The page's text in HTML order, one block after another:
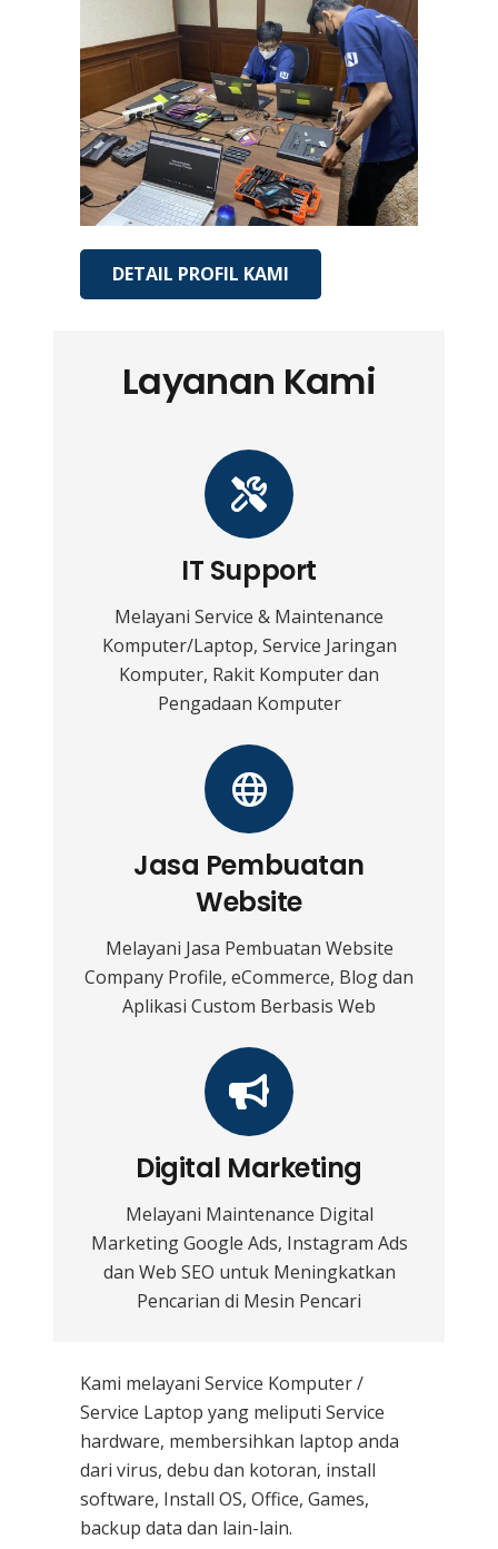
DETAIL PROFIL KAMI
Layanan Kami
IT Support
Melayani Service & Maintenance
Komputer/Laptop, Service Jaringan
Komputer, Rakit Komputer dan
Pengadaan Komputer
Jasa Pembuatan
Website
Melayani Jasa Pembuatan Website
Company Profile, eCommerce, Blog dan
Aplikasi Custom Berbasis Web
Digital Marketing
Melayani Maintenance Digital
Marketing Google Ads, Instagram Ads
dan Web SEO untuk Meningkatkan
Pencarian di Mesin Pencari
Kami melayani Service Komputer /
Service Laptop yang meliputi Service
hardware, membersihkan laptop anda
dari virus, debu dan kotoran, install
software, Install OS, Office, Games,
backup data dan lain-lain.